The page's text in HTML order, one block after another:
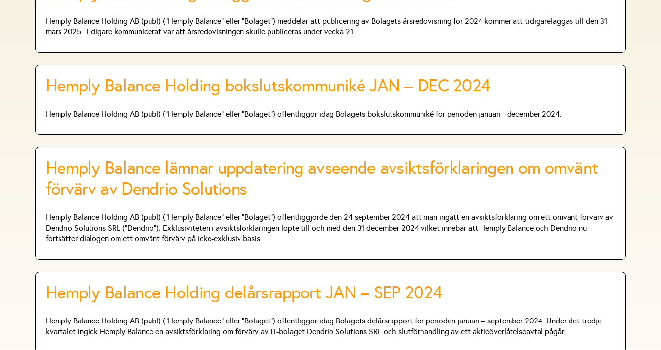
Hemply Balance Holding AB (publ) (”Hemply Balance” eller ”Bolaget”) meddelar att publicering av Bolagets årsredovisning för 2024 kommer att tidigareläggas till den 31
mars 2025. Tidigare kommunicerat var att årsredovisningen skulle publiceras under vecka 21.
Hemply Balance Holding bokslutskommuniké JAN – DEC 2024
Hemply Balance Holding AB (publ) ("Hemply Balance" eller ”Bolaget”) offentliggör idag Bolagets bokslutskommuniké för perioden januari - december 2024.
Hemply Balance lämnar uppdatering avseende avsiktsförklaringen om omvänt
förvärv av Dendrio Solutions
Hemply Balance Holding AB (publ) ("Hemply Balance" eller ”Bolaget”) offentliggjorde den 24 september 2024 att man ingått en avsiktsförklaring om ett omvänt förvärv av
Dendrio Solutions SRL (”Dendrio”). Exklusiviteten i avsiktsförklaringen löpte till och med den 31 december 2024 vilket innebär att Hemply Balance och Dendrio nu
fortsätter dialogen om ett omvänt förvärv på icke-exklusiv basis.
Hemply Balance Holding delårsrapport JAN – SEP 2024
Hemply Balance Holding AB (publ) ("Hemply Balance" eller ”Bolaget”) offentliggör idag Bolagets delårsrapport för perioden januari – september 2024. Under det tredje
kvartalet ingick Hemply Balance en avsiktsförklaring om förvärv av IT-bolaget Dendrio Solutions SRL och slutförhandling av ett aktieöverlåtelseavtal pågår.